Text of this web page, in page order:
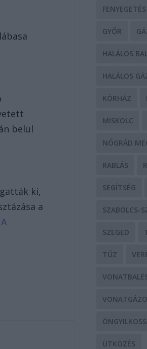
belül
ki,
a
FENYEGETÉS
GYŐR
HALÁLOS
HALÁLOS
KÓRHÁZ
MISKOLC
NÓGRÁD
RABLÁS
SEGÍTSÉG
SZABOLCS-
SZEGED
TŰZ
ÜTKÖZÉS